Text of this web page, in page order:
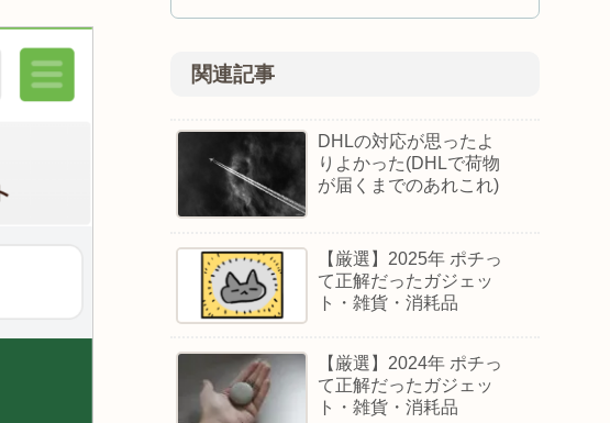
関連記事
DHLの対応が思ったよ
りよかった(DHLで荷物
が届くまでのあれこれ)
【厳選】2025年 ポチっ
て正解だったガジェッ
ト・雑貨・消耗品
【厳選】2024年 ポチっ
て正解だったガジェッ
ト・雑貨・消耗品